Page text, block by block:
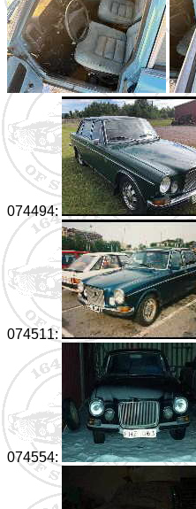
074494:
074511:
074554: